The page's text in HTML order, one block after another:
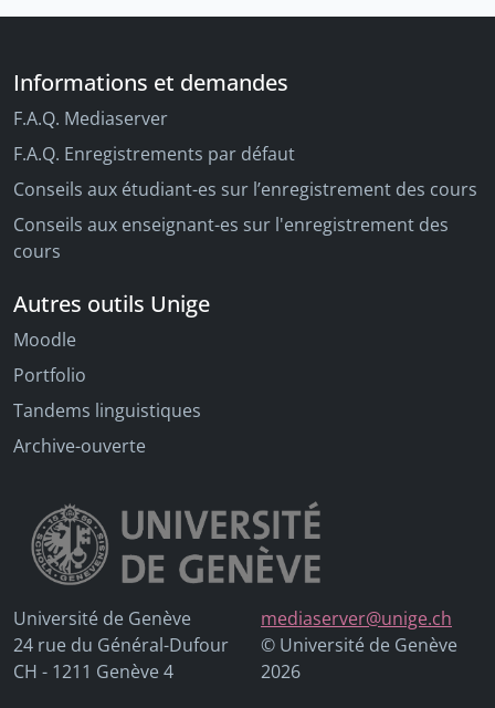
Informations et demandes
F.A.Q. Mediaserver
F.A.Q. Enregistrements par défaut
Conseils aux étudiant-es sur l’enregistrement des cours
Conseils aux enseignant-es sur l'enregistrement des
cours
Autres outils Unige
Moodle
Portfolio
Tandems linguistiques
Archive-ouverte
Université de Genève
24 rue du Général-Dufour
CH - 1211 Genève 4
mediaserver@unige.ch
© Université de Genève
2026